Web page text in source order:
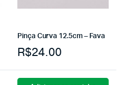
Pinça Curva 12.5cm – Fava
R$24.00